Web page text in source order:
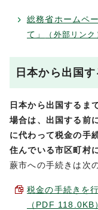
総務省ホームペ
て」
（外部リンク
日本から出国
日本から出国するま
場合は、出国する前に
に代わって税金の手
住んでいる市区町村
蕨市への手続きは次
税金の手続きを
（PDF 118.0KB